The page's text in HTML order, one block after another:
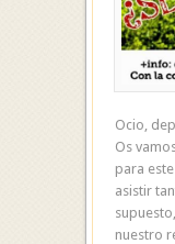
Ocio,
Os
para
asistir
nuestro